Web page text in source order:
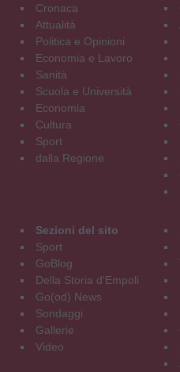
Cronaca
Attualità
Politica e Opinioni
Economia e Lavoro
Sanità
Scuola e Università
Economia
Cultura
Sport
dalla Regione
Sezioni del sito
Sport
GoBlog
Della Storia d'Empoli
Go(od) News
Sondaggi
Gallerie
Video